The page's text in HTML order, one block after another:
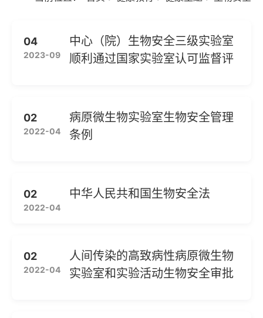
04
2023-09
中心（院）生物安全三级实验室
顺利通过国家实验室认可监督评
02
2022-04
病原微生物实验室生物安全管理
条例
02
2022-04
中华人民共和国生物安全法
02
2022-04
人间传染的高致病性病原微生物
实验室和实验活动生物安全审批